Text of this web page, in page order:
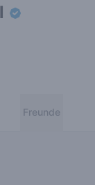
Freunde